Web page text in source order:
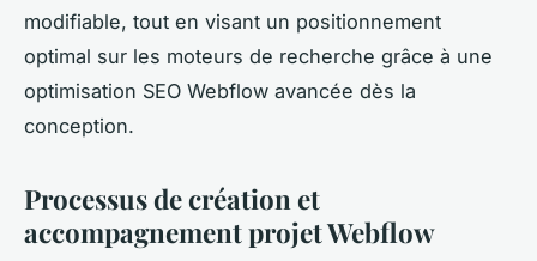
modifiable, tout en visant un positionnement
optimal sur les moteurs de recherche grâce à une
optimisation SEO Webflow avancée dès la
conception.
Processus de création et
accompagnement projet Webflow